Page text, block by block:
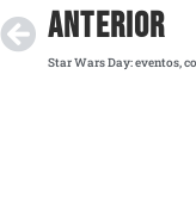
ANTERIOR